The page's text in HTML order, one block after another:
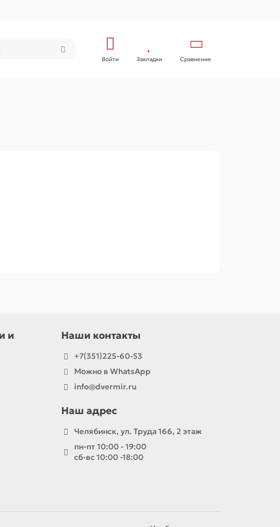
Войти Закладки Сравнение
и
Наши контакты
+7(351)225-60-53
Можно в WhatsApp
info@dvermir.ru
Наш адрес
Челябинск, ул. Труда 166, 2 этаж
пн-пт 10:00 - 19:00
сб-вс 10:00 -18:00